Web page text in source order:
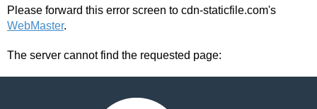
Please forward this error screen to cdn-staticfile.com's
WebMaster.
The server cannot find the requested page: